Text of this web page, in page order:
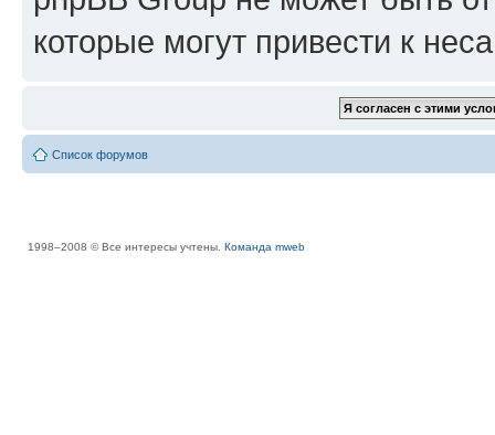
которые могут привести к
Список форумов
1998–2008 © Все интересы учтены. Команда mweb